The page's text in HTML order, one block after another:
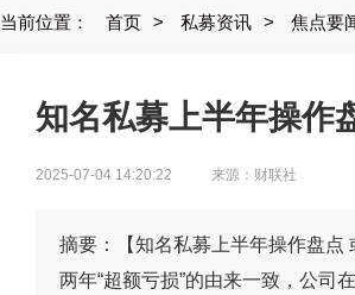
当前位置： 首页 > 私募资讯 > 焦点要
知名私募上半年操作
2025-07-04 14:20:22 来源：财联社
摘要：【知名私募上半年操作盘点
两年“超额亏损”的由来一致，公司